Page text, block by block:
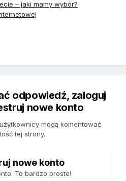
– jaki mamy wybór?
odpowiedź, zaloguj
nowe konto
mogą komentować
tej strony.
nowe konto
To bardzo proste!